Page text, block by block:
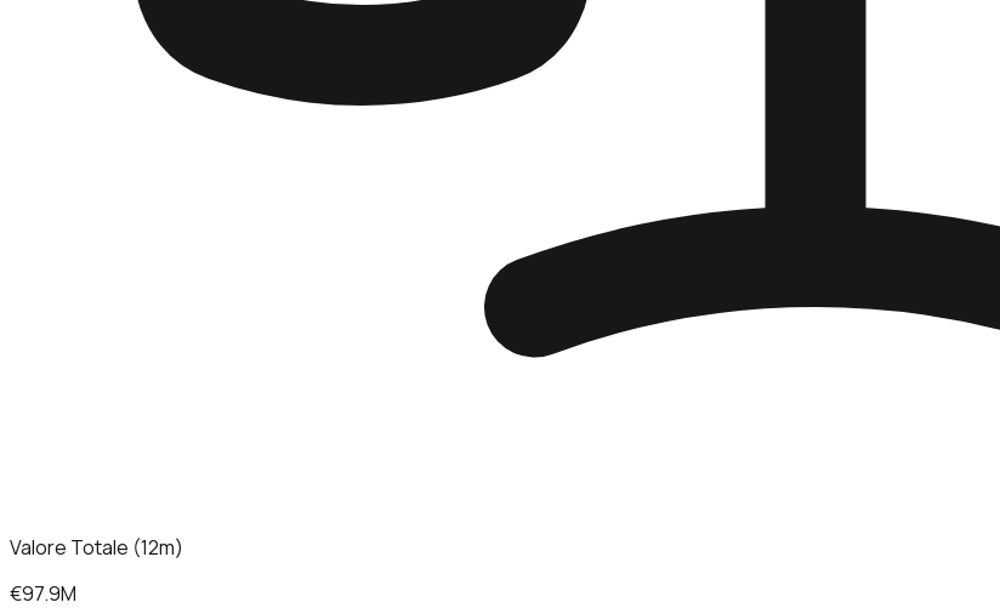
Valore Totale (12m)
€97.9M